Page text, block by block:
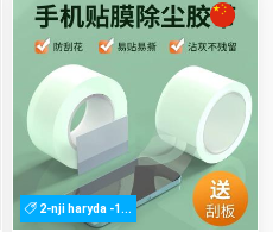
2-nji haryda -1...